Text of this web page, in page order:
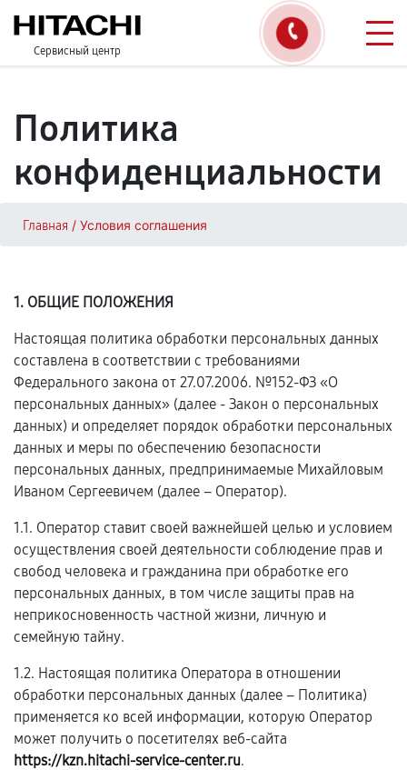
Сервисный центр
Политика
конфиденциальности
Главная / Условия соглашения
1. ОБЩИЕ ПОЛОЖЕНИЯ
Настоящая политика обработки персональных данных
составлена в соответствии с требованиями
Федерального закона от 27.07.2006. №152-ФЗ «О
персональных данных» (далее - Закон о персональных
данных) и определяет порядок обработки персональных
данных и меры по обеспечению безопасности
персональных данных, предпринимаемые Михайловым
Иваном Сергеевичем (далее – Оператор).
1.1. Оператор ставит своей важнейшей целью и условием
осуществления своей деятельности соблюдение прав и
свобод человека и гражданина при обработке его
персональных данных, в том числе защиты прав на
неприкосновенность частной жизни, личную и
семейную тайну.
1.2. Настоящая политика Оператора в отношении
обработки персональных данных (далее – Политика)
применяется ко всей информации, которую Оператор
может получить о посетителях веб-сайта
https://kzn.hitachi-service-center.ru.